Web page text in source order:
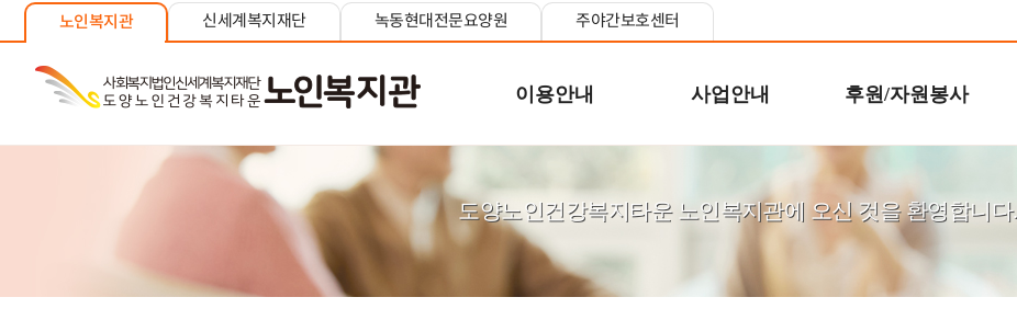
노인복지관 신세계복지재단 녹동현대전문요양원 주야간보호센터
이용안내 사업안내 후원/자원봉사
도양노인건강복지타운 노인복지관에 오신 것을 환영합니다.